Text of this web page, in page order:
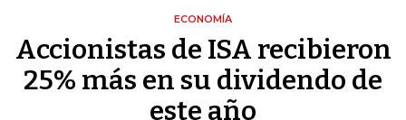
ECONOMÍA
Accionistas de ISA recibieron
25% más en su dividendo de
este año